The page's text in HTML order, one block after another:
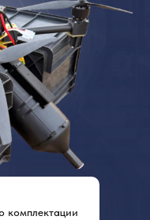
комплектации